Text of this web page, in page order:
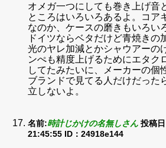
オメガ一つにしても巻き上げ音
ところはいろいろあるよ。コア
なのか、ケースの磨きもいろい
ドイツならベタだけど青焼きの
光のヤレ加減とかシャウアーの
ンぺも精度上げるためにエタク
してたみたいに、メーカーの個
ブランドで見てる人だけだった
立しないよ。
名前:時計じかけの名無しさん 投稿
21:45:55 ID：24918e144